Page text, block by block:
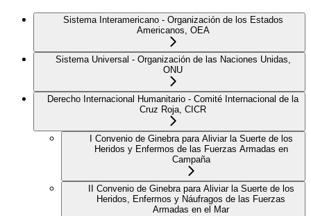
Sistema Interamericano - Organización de los Estados
Americanos, OEA
Sistema Universal - Organización de las Naciones Unidas,
ONU
Derecho Internacional Humanitario - Comité Internacional de la
Cruz Roja, CICR
I Convenio de Ginebra para Aliviar la Suerte de los
Heridos y Enfermos de las Fuerzas Armadas en
Campaña
II Convenio de Ginebra para Aliviar la Suerte de los
Heridos, Enfermos y Náufragos de las Fuerzas
Armadas en el Mar